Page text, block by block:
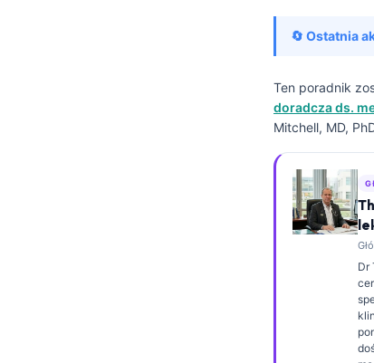
🔄 Ostatnia
Ten poradnik
doradcza ds.
Mitchell, MD,
Dr